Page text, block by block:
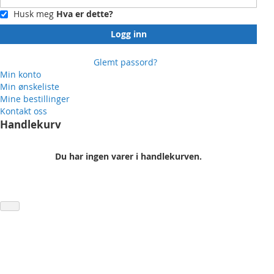
Husk meg Hva er dette?
Logg inn
Glemt passord?
Min konto
Min ønskeliste
Mine bestillinger
Kontakt oss
Handlekurv
Du har ingen varer i handlekurven.